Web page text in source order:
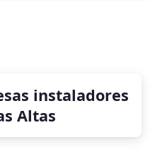
instaladores
Altas